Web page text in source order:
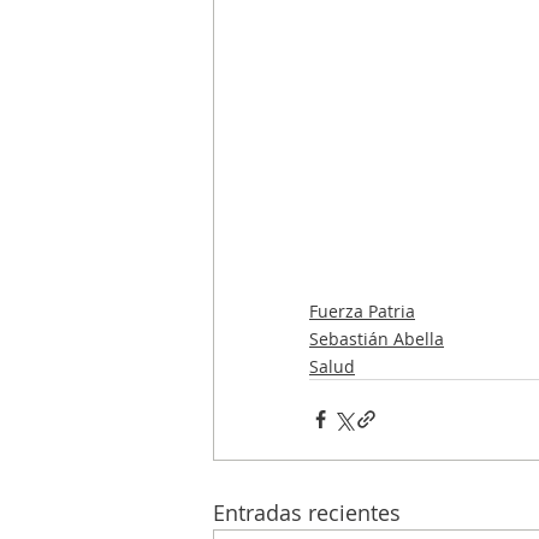
Fuerza Patria
Sebastián Abella
Salud
Entradas recientes